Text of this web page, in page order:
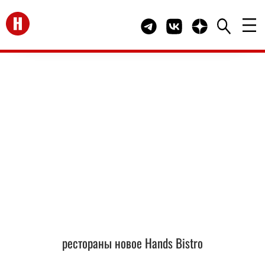
Перейти на главную Telegram канал HELLO
Группа HELLO
Канал HELLO в
рестораны новое Hands Bistro